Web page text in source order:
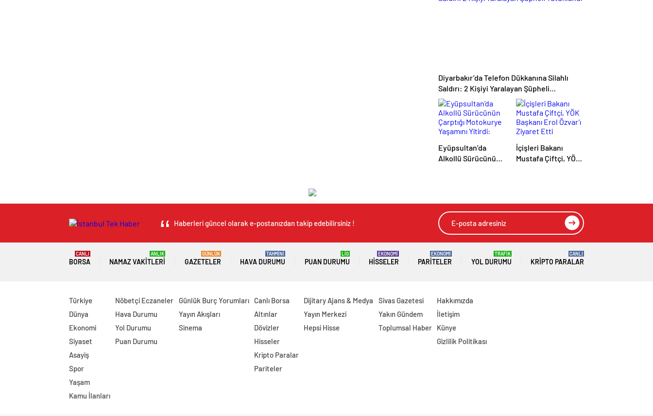
Şüpheli Gözaltında
Diyarbakır’da Telefon Dükkanına Silahlı
Saldırı: 2 Kişiyi Yaralayan Şüpheli
Tutuklandı
Eyüpsultan’da
Alkollü Sürücünün
İçişleri Bakanı
Mustafa Çiftçi, YÖK
Haberleri güncel olarak e-postanızdan takip edebilirsiniz !
BORSA
CANLI
NAMAZ VAKITLERI
ANLIK
GAZETELER
GÜNLÜK
HAVA DURUMU
TAHMİNİ
PUAN DURUMU
LİG
HISSELER
EKONOMİ
PARITELER
EKONOMİ
YOL DURUMU
TRAFİK
KRIPTO PARALAR
CANLI
Türkiye
Dünya
Ekonomi
Siyaset
Asayiş
Spor
Yaşam
Kamu İlanları
Nöbetçi Eczaneler
Hava Durumu
Yol Durumu
Puan Durumu
Günlük Burç Yorumları
Yayın Akışları
Sinema
Canlı Borsa
Altınlar
Dövizler
Hisseler
Kripto Paralar
Pariteler
Dijitary Ajans & Medya
Yayın Merkezi
Hepsi Hisse
Sivas Gazetesi
Yakın Gündem
Toplumsal Haber
Hakkımızda
İletişim
Künye
Gizlilik Politikası